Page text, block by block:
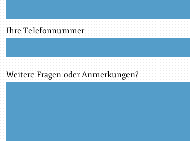
Ihre Telefonnummer
Weitere Fragen oder Anmerkungen?